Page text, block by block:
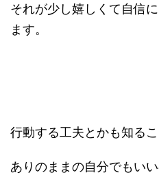
それが少し嬉しくて自信
ます。
行動する工夫とかも知るこ
ありのままの自分でもい